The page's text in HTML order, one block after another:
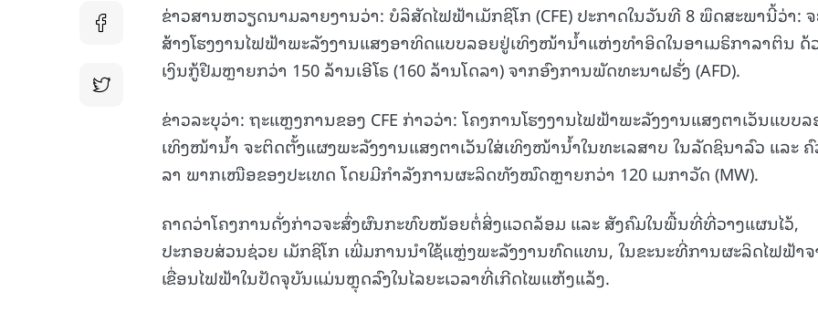
ຂ່າວສານຫວຽດນາມລາຍງານວ່າ: ບໍລິສັດໄຟຟ້າເມັກຊິໂກ (CFE) ປະກາດໃນວັນທີ 8 ພຶດສະພານີ້ວ່າ:
ສ້າງໂຮງງານໄຟຟ້າພະລັງງານແສງອາທິດແບບລອຍຢູ່ເທິງໜ້ານ້ຳແຫ່ງທຳອິດໃນອາເມຣິກາລາຕິນ ດ້
ເງິນກູ້ຢືມຫຼາຍກວ່າ 150 ລ້ານເອີໂຣ (160 ລ້ານໂດລາ) ຈາກອົງການພັດທະນາຝຣັ່ງ (AFD).
ຂ່າວລະບຸວ່າ: ຖະແຫຼງການຂອງ CFE ກ່າວວ່າ: ໂຄງການໂຮງງານໄຟຟ້າພະລັງງານແສງຕາເວັນແບບ
ເທິງໜ້ານ້ຳ ຈະຕິດຕັ້ງແຜງພະລັງງານແສງຕາເວັນໃສ່ເທິງໜ້ານ້ຳໃນທະເລສາບ ໃນລັດຊິນາລົວ ແລະ
ລາ ພາກເໜືອຂອງປະເທດ ໂດຍມີກຳລັງການຜະລິດທັງໝົດຫຼາຍກວ່າ 120 ເມກາວັດ (MW).
ຄາດວ່າໂຄງການດັ່ງກ່າວຈະສົ່ງຜົນກະທົບໜ້ອຍຕໍ່ສິ່ງແວດລ້ອມ ແລະ ສັງຄົມໃນພື້ນທີ່ທີ່ວາງແຜນໄວ້,
ປະກອບສ່ວນຊ່ວຍ ເມັກຊິໂກ ເພີ່ມການນຳໃຊ້ແຫຼ່ງພະລັງງານທົດແທນ, ໃນຂະນະທີ່ການຜະລິດໄຟຟ້າ
ເຂື່ອນໄຟຟ້າໃນປັດຈຸບັນແມ່ນຫຼຸດລົງໃນໄລຍະເວລາທີ່ເກີດໄພແຫ້ງແລ້ງ.